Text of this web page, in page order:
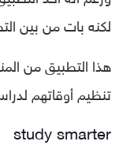
لكنه بات من بين
هذا التطبيق من
تنظيم أوقاتهم
study smarter